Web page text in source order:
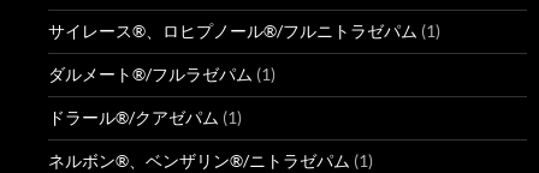
サイレース®、ロヒプノール®/フルニトラゼパム (1)
ダルメート®/フルラゼパム (1)
ドラール®/クアゼパム (1)
ネルボン®、ベンザリン®/ニトラゼパム (1)